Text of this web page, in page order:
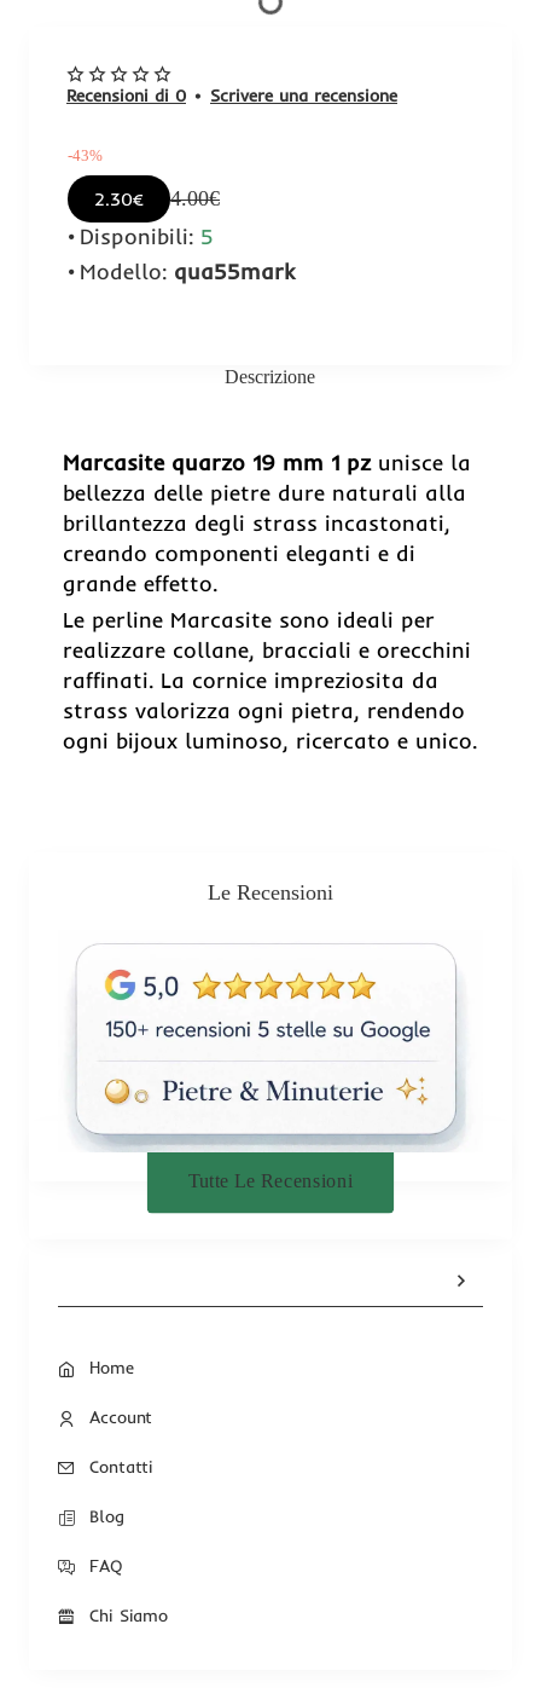
-43%
Recensioni di 0 • Scrivere una recensione
-43%
2.30€ 4.00€
Disponibili: 5
Modello: qua55mark
Descrizione
Marcasite quarzo 19 mm 1 pzunisce la
bellezza delle pietre dure naturali alla
brillantezza degli strass incastonati,
creando componenti eleganti e di
grande effetto.
Le perline Marcasite sono ideali per
realizzare collane, bracciali e orecchini
raffinati. La cornice impreziosita da
strass valorizza ogni pietra, rendendo
ogni bijoux luminoso, ricercato e unico.
Le Recensioni
Tutte Le Recensioni
Home
Account
Contatti
Blog
FAQ
Chi Siamo